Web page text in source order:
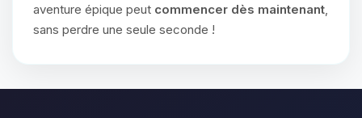
aventure épique peut commencer dès maintenant
sans perdre une seule seconde !